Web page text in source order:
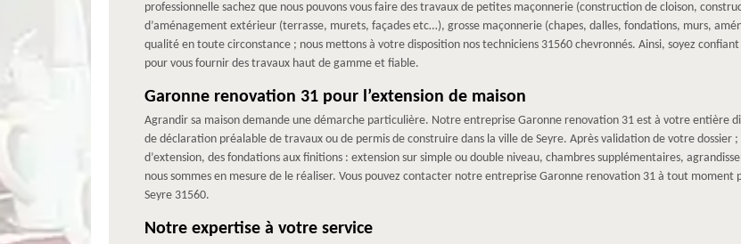
professionnelle sachez que nous pouvons vous faire des travaux de petites maçonnerie (construction de cloison,
d’aménagement extérieur (terrasse, murets, façades etc…), grosse maçonnerie (chapes, dalles, fondations, murs,
qualité en toute circonstance ; nous mettons à votre disposition nos techniciens 31560 chevronnés. Ainsi, soyez
pour vous fournir des travaux haut de gamme et fiable.
Garonne renovation 31 pour l’extension de maison
Agrandir sa maison demande une démarche particulière. Notre entreprise Garonne renovation 31 est à votre entière
de déclaration préalable de travaux ou de permis de construire dans la ville de Seyre. Après validation de votre
d’extension, des fondations aux finitions : extension sur simple ou double niveau, chambres supplémentaires,
nous sommes en mesure de le réaliser. Vous pouvez contacter notre entreprise Garonne renovation 31 à tout moment
Seyre 31560.
Notre expertise à votre service